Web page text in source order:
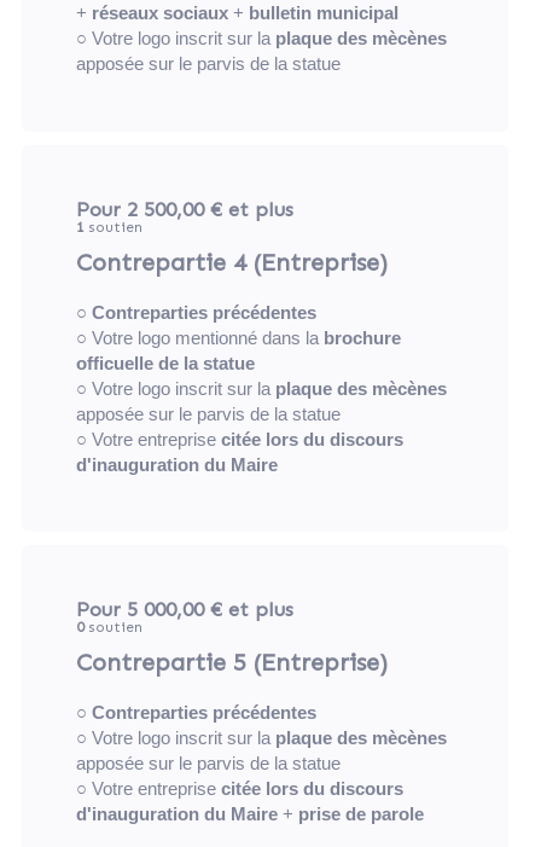
+ réseaux sociaux+ bulletin municipal
○ Votre logo inscrit sur la plaque des mècènes
apposée sur le parvis de la statue
Pour 2 500,00 € et plus
1soutien
Contrepartie 4 (Entreprise)
○ Contreparties précédentes
○ Votre logo mentionné dans la brochure
officuelle de la statue
○ Votre logo inscrit sur la plaque des mècènes
apposée sur le parvis de la statue
○ Votre entreprise citée lors du discours
d'inauguration du Maire
Pour 5 000,00 € et plus
0soutien
Contrepartie 5 (Entreprise)
○ Contreparties précédentes
○ Votre logo inscrit sur la plaque des mècènes
apposée sur le parvis de la statue
○ Votre entreprise citée lors du discours
d'inauguration du Maire+ prise de parole